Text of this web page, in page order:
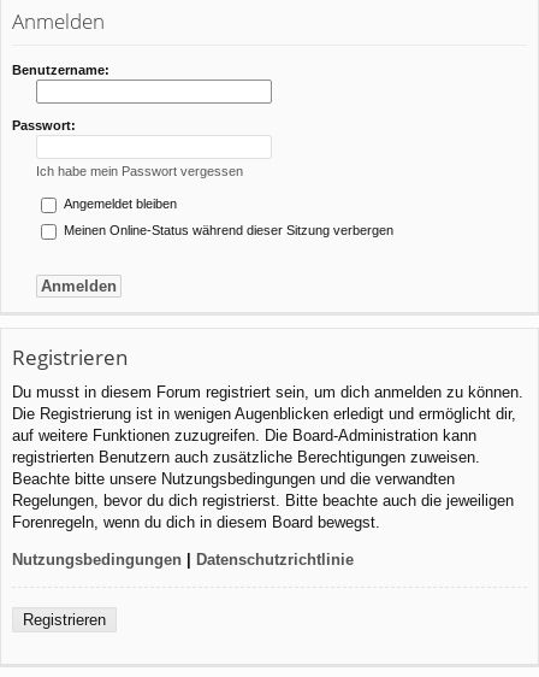
Anmelden
Benutzername:
Passwort:
Ich habe mein Passwort vergessen
Angemeldet bleiben
Meinen Online-Status während dieser Sitzung verbergen
Registrieren
Du musst in diesem Forum registriert sein, um dich anmelden zu können.
Die Registrierung ist in wenigen Augenblicken erledigt und ermöglicht dir,
auf weitere Funktionen zuzugreifen. Die Board-Administration kann
registrierten Benutzern auch zusätzliche Berechtigungen zuweisen.
Beachte bitte unsere Nutzungsbedingungen und die verwandten
Regelungen, bevor du dich registrierst. Bitte beachte auch die jeweiligen
Forenregeln, wenn du dich in diesem Board bewegst.
Nutzungsbedingungen | Datenschutzrichtlinie
Registrieren